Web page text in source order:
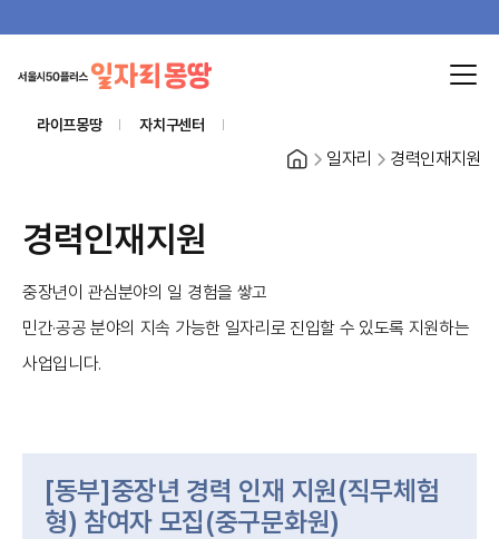
라이프몽땅 자치구센터
홈 일자리 경력인재지원
경력인재지원
중장년이 관심분야의 일 경험을 쌓고
민간·공공 분야의 지속 가능한 일자리로 진입할 수 있도록 지원하는
사업입니다.
[동부]중장년 경력 인재 지원(직무체험
형) 참여자 모집(중구문화원)